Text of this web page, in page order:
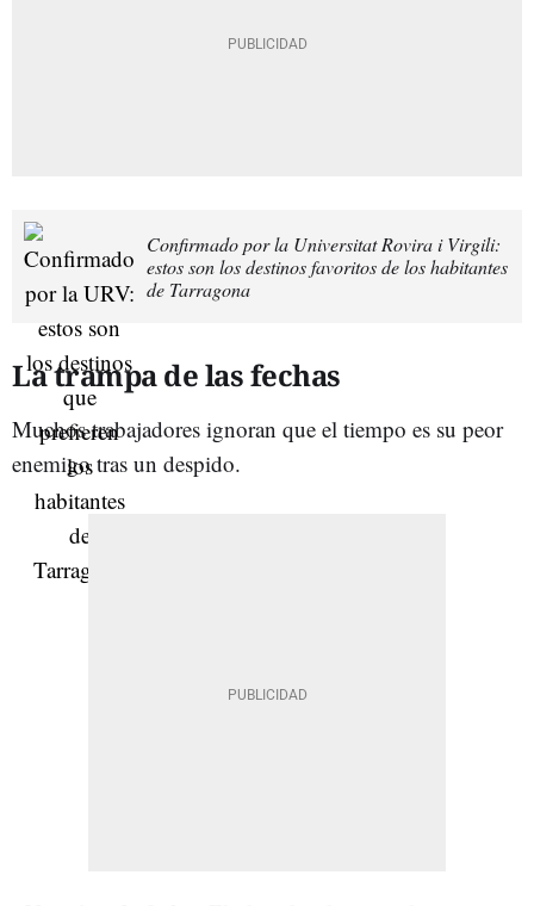
Confirmado por la Universitat Rovira i Virgili:
estos son los destinos favoritos de los habitantes
de Tarragona
La trampa de las fechas
Muchos trabajadores ignoran que el tiempo es su peor
enemigo tras un despido.